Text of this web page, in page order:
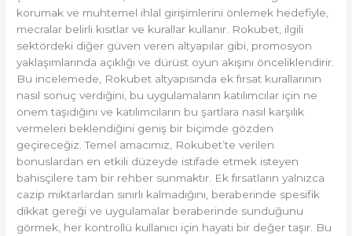
korumak ve muhtemel ihlal girişimlerini önlemek hedefiyle,
mecralar belirli kısıtlar ve kurallar kullanır. Rokubet, ilgili
sektördeki diğer güven veren altyapılar gibi, promosyon
yaklaşımlarında açıklığı ve dürüst oyun akışını önceliklendirir.
Bu incelemede, Rokubet altyapısında ek fırsat kurallarının
nasıl sonuç verdiğini, bu uygulamaların katılımcılar için ne
önem taşıdığını ve katılımcıların bu şartlara nasıl karşılık
vermeleri beklendiğini geniş bir biçimde gözden
geçireceğiz. Temel amacımız, Rokubet’te verilen
bonuslardan en etkili düzeyde istifade etmek isteyen
bahisçilere tam bir rehber sunmaktır. Ek fırsatların yalnızca
cazip miktarlardan sınırlı kalmadığını, beraberinde spesifik
dikkat gereği ve uygulamalar beraberinde sunduğunu
görmek, her kontrollü kullanıcı için hayati bir değer taşır. Bu